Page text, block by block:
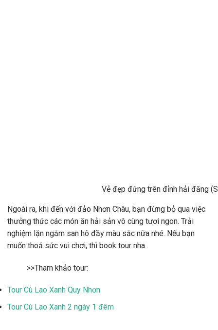
Vẻ đẹp đứng trên đỉnh hải đăng
Ngoài ra, khi đến với đảo Nhơn Châu, bạn đừng bỏ qua việc
thưởng thức các món ăn hải sản vô cùng tươi ngon. Trải
nghiệm lặn ngắm san hô đầy màu sắc nữa nhé. Nếu bạn
muốn thoả sức vui chơi, thì book tour nha.
>>Tham khảo tour:
Tour Cù Lao Xanh Quy Nhơn
Tour Cù Lao Xanh 2 ngày 1 đêm